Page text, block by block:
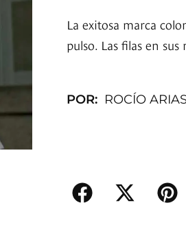
La exitosa marca
pulso. Las filas en
POR: ROCÍO